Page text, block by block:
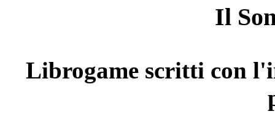
Il
Librogame scritti con